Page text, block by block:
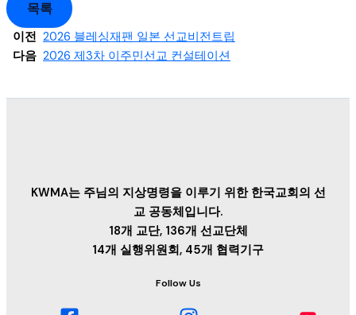
목록
이전 2026 블레싱재팬 일본 선교비전트립
다음 2026 제3차 이주민선교 컨설테이션
KWMA는 주님의 지상명령을 이루기 위한 한국교회의 선
교 공동체입니다.
18개 교단, 136개 선교단체
14개 실행위원회, 45개 협력기구
Follow Us